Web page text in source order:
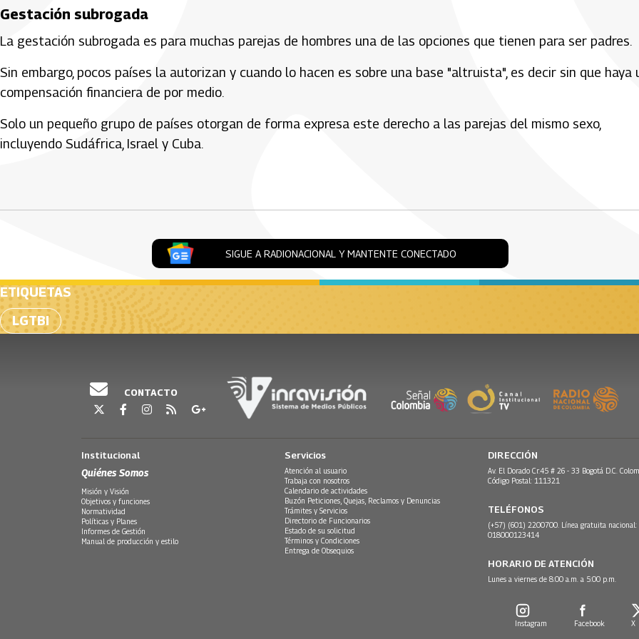
Gestación subrogada
La gestación subrogada es para muchas parejas de hombres una de las opciones que tienen para ser padres.
Sin embargo, pocos países la autorizan y cuando lo hacen es sobre una base "altruista", es decir sin que haya
compensación financiera de por medio.
Solo un pequeño grupo de países otorgan de forma expresa este derecho a las parejas del mismo sexo,
incluyendo Sudáfrica, Israel y Cuba.
SIGUE A RADIONACIONAL Y MANTENTE CONECTADO
ETIQUETAS
LGTBI
CONTACTO
Institucional
Quiénes Somos
Misión y Visión
Objetivos y funciones
Normatividad
Políticas y Planes
Informes de Gestión
Manual de producción y estilo
Servicios
Atención al usuario
Trabaja con nosotros
Calendario de actividades
Buzón Peticiones, Quejas, Reclamos y Denuncias
Trámites y Servicios
Directorio de Funcionarios
Estado de su solicitud
Términos y Condiciones
Entrega de Obsequios
DIRECCIÓN
Av. El Dorado Cr.45 # 26 - 33 Bogotá D.C.
Código Postal: 111321
TELÉFONOS
(+57) (601) 2200700. Línea gratuita nacional:
018000123414
HORARIO DE ATENCIÓN
Lunes a viernes de 8:00 a.m. a 5:00 p.m.
Instagram Facebook X